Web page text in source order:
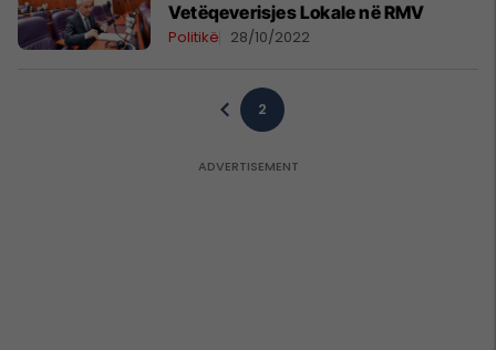
Vetëqeverisjes Lokale në RMV
Politikë 28/10/2022
2